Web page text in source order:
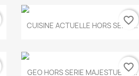
Aperçu rapide
CUISINE ACTUELLE HORS SERIE...
favorite_border
Aperçu rapide
GEO HORS SERIE MAJESTUEUX...
favorite_border